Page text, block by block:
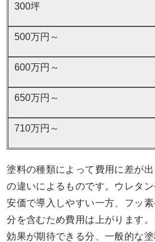
300坪
500万円～
600万円～
650万円～
710万円～
塗料の種類によって費用に差が
の違いによるものです。ウレタ
安価で導入しやすい一方、フッ
分を含むため費用は上がります
効果が期待できる分、一般的な